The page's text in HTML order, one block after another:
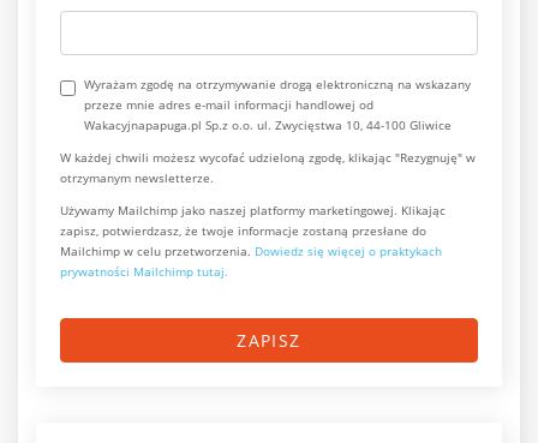
Wyrażam zgodę na otrzymywanie drogą elektroniczną na wskazany
przeze mnie adres e-mail informacji handlowej od
Wakacyjnapapuga.pl Sp.z o.o. ul. Zwycięstwa 10, 44-100 Gliwice
W każdej chwili możesz wycofać udzieloną zgodę, klikając "Rezygnuję" w
otrzymanym newsletterze.
Używamy Mailchimp jako naszej platformy marketingowej. Klikając
zapisz, potwierdzasz, że twoje informacje zostaną przesłane do
Mailchimp w celu przetworzenia. Dowiedz się więcej o praktykach
prywatności Mailchimp tutaj.
ZAPISZ